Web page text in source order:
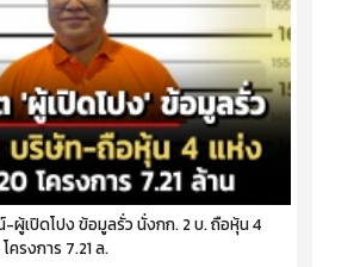
ผู้เปิดโปง ข้อมูลรั่ว นั่งกก. 2 บ. ถือหุ้น 4
ครงการ 7.21 ล.